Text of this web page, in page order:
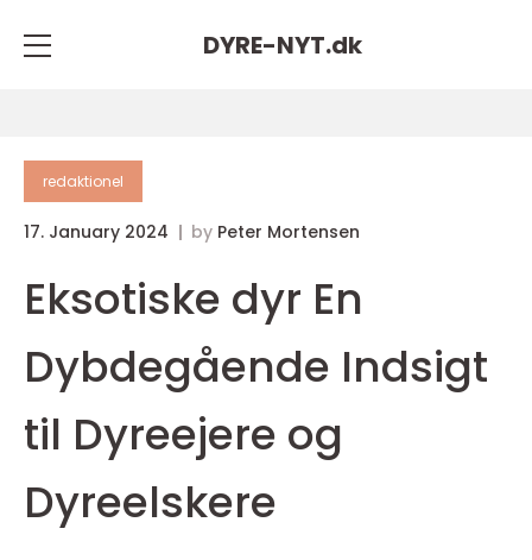
DYRE-NYT.dk
redaktionel
17. January 2024 by Peter Mortensen
Eksotiske dyr En
Dybdegående Indsigt
til Dyreejere og
Dyreelskere